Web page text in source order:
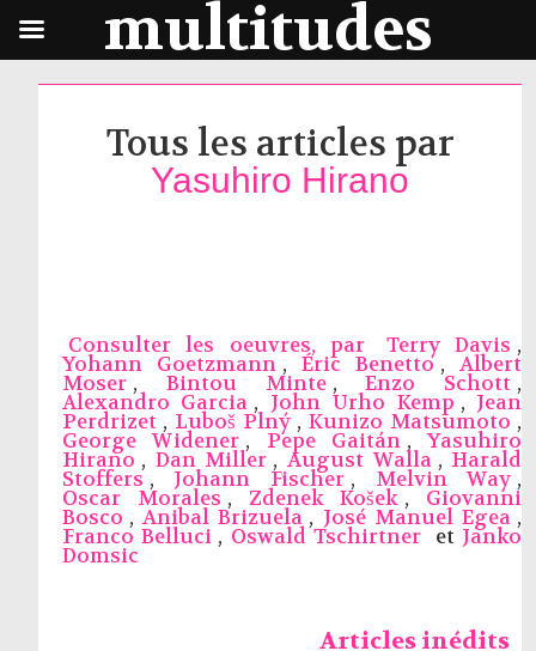
Tous les articles par
Yasuhiro Hirano
Consulter les oeuvres, par Terry Davis ,
Yohann Goetzmann ,Éric Benetto ,Albert
Moser , Bintou Minte ,Enzo Schott ,
Alexandro Garcia , John Urho Kemp , Jean
Perdrizet , Luboš Plný ,Kunizo Matsumoto ,
George Widener , Pepe Gaitán ,Yasuhiro
Hirano , Dan Miller , August Walla , Harald
Stoffers , Johann Fischer , Melvin Way ,
Oscar Morales , Zdenek Košek , Giovanni
Bosco ,Anibal Brizuela , José Manuel Egea ,
Franco Belluci , Oswald Tschirtner et Janko
Domsic
Articles inédits
multitudes